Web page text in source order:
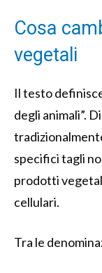
Cosa
vegetali
Il testo
degli animali”.
specifici tagli
prodotti
cellulari.
Tra le